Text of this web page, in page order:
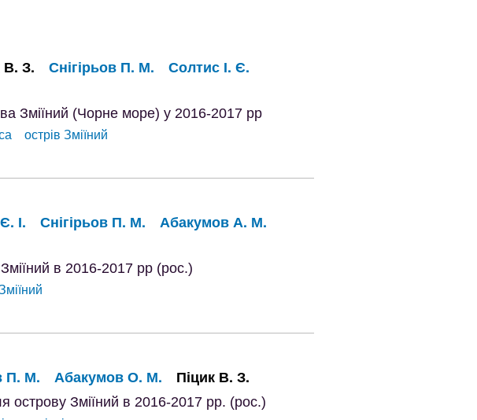
В. З. Снігірьов П. М.
Солтис І. Є.
Зміїний (Чорне море) у 2016-2017 рр
острів Зміїний
І. Снігірьов П. М.
Абакумов А. М.
в 2016-2017 рр (рос.)
П. М. Абакумов О. М. Піцик В. З.
острову Зміїний в 2016-2017 рр. (рос.)